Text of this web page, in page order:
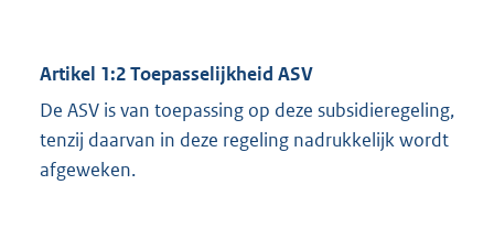
Artikel 1:2 Toepasselijkheid ASV
De ASV is van toepassing op deze subsidieregeling,
tenzij daarvan in deze regeling nadrukkelijk wordt
afgeweken.